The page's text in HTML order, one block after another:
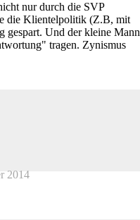
nur durch die SVP
die Klientelpolitik (Z.B, mit
Und der kleine Mann
tragen. Zynismus
2014